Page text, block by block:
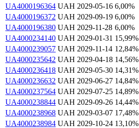
UA4000196364 UAH 2029-05-16 6,00%
UA4000196372 UAH 2029-09-19 6,00%
UA4000196380 UAH 2029-11-28 6,00%
UA4000234140 UAH 2029-01-31 15,99%
UA4000239057 UAH 2029-11-14 12,84%
UA4000235642 UAH 2029-04-18 14,56%
UA4000236418 UAH 2029-05-30 14,31%
UA4000236632 UAH 2029-06-27 14,84%
UA4000237564 UAH 2029-07-25 14,89%
UA4000238844 UAH 2029-09-26 14,44%
UA4000238968 UAH 2029-03-07 17,48%
UA4000238984 UAH 2029-10-24 13,10%